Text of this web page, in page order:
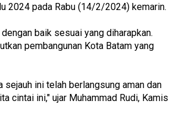
2024 pada Rabu (14/2/2024) kemarin.
baik sesuai yang diharapkan.
pembangunan Kota Batam yang
ini telah berlangsung aman dan
cintai ini," ujar Muhammad Rudi, Kamis